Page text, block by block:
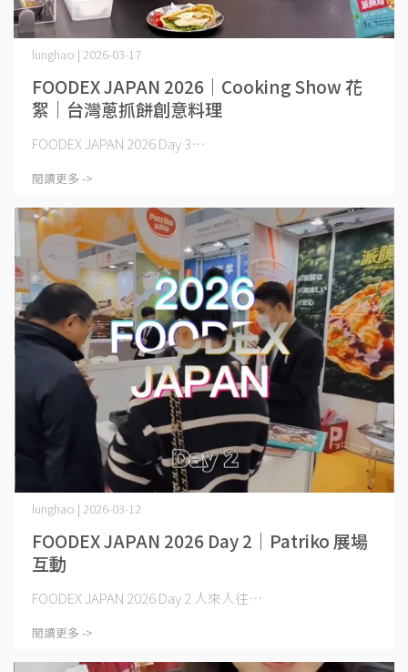
FOODEX JAPAN 2026｜Cooking Show 花
絮｜台灣蔥抓餅創意料理
lunghao | 2026-03-17
FOODEX JAPAN 2026 Day 3⋯
閱讀更多 ->
FOODEX JAPAN 2026 Day 2｜Patriko 展場
互動
lunghao | 2026-03-12
FOODEX JAPAN 2026 Day 2 人來人往⋯
閱讀更多 ->